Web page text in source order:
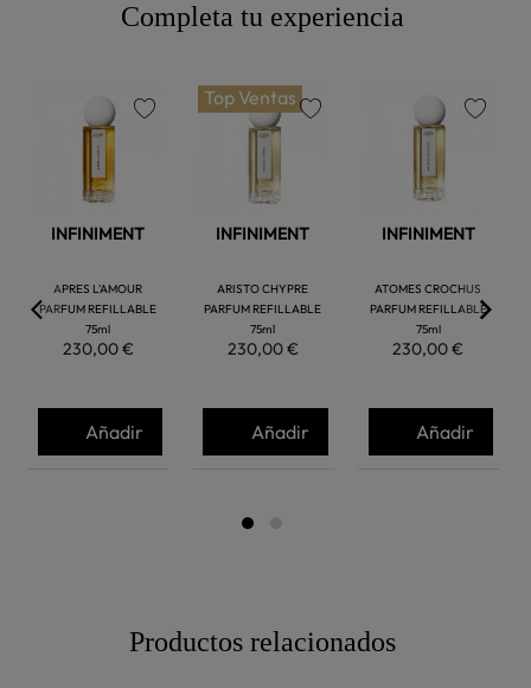
Completa tu experiencia
INFINIMENT
APRES L'AMOUR
PARFUM REFILLABLE
75ml
230,00 €
Añadir
Top Ventas
INFINIMENT
ARISTO CHYPRE
PARFUM REFILLABLE
75ml
230,00 €
Añadir
INFINIMENT
ATOMES CROCHUS
PARFUM REFILLABLE
75ml
230,00 €
Añadir
Productos relacionados